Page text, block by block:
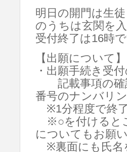
明日の開門は生
のうちは玄関を
受付終了は16時で
【出願について】
・出願手続き受
記載事項の確
番号のナンバリ
※1分程度で終了
※○を付けると
についてもお願
※裏面にも氏名